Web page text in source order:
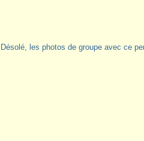
Désolé, les photos de groupe avec ce